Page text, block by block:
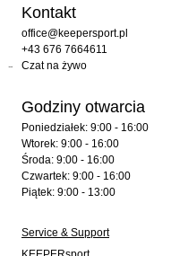
Kontakt
office@keepersport.pl
+43 676 7664611
Czat na żywo
Godziny otwarcia
Poniedziałek: 9:00 - 16:00
Wtorek: 9:00 - 16:00
Środa: 9:00 - 16:00
Czwartek: 9:00 - 16:00
Piątek: 9:00 - 13:00
Service & Support